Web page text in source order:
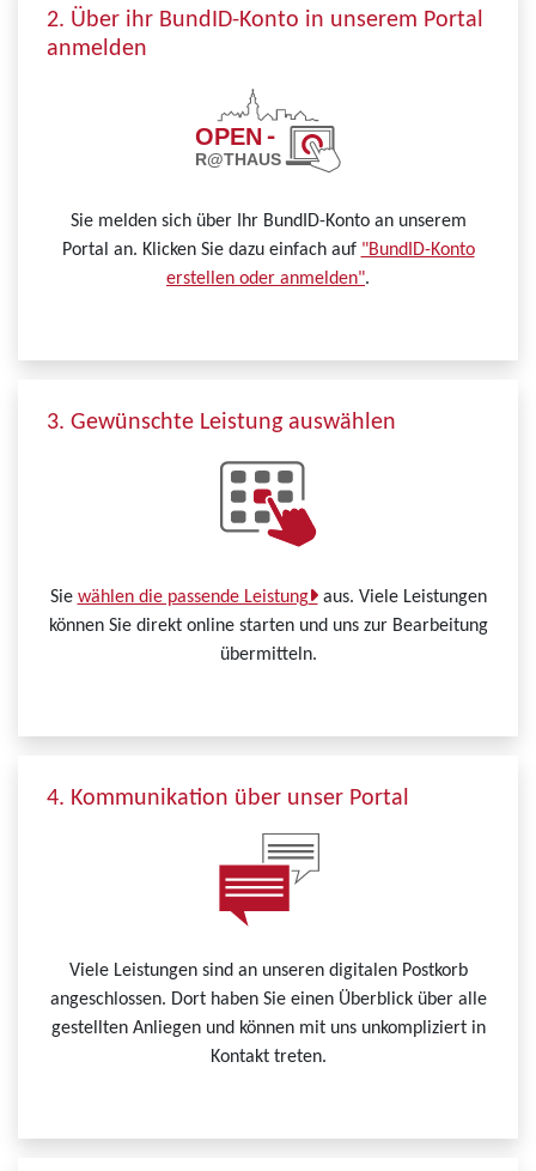
2. Über ihr BundID-Konto in unserem Portal
anmelden
Sie melden sich über Ihr BundID-Konto an unserem
Portal an. Klicken Sie dazu einfach auf "BundID-Konto
erstellen oder anmelden".
3. Gewünschte Leistung auswählen
Sie wählen die passende Leistung aus. Viele Leistungen
können Sie direkt online starten und uns zur Bearbeitung
übermitteln.
4. Kommunikation über unser Portal
Viele Leistungen sind an unseren digitalen Postkorb
angeschlossen. Dort haben Sie einen Überblick über alle
gestellten Anliegen und können mit uns unkompliziert in
Kontakt treten.